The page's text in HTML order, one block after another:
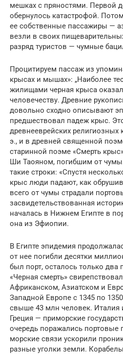
мешках с пряностями. Первой
обернулось катастрофой.
ее собственные пассажиры —
везли в своих
разряд туристов — чумные
Процитируем пассаж из
крысах и мышах»: „Наиболее
жилищами черная крыса
человечеству. Древние
довольно сходно описывают
предшествовал падеж крыс.
древнееврейских религиозных
э., и в древней священной
старинной поэме «Смерть
Ши Таояном, погибшим от
такие строки: «Спустя
крыс люди падают, как
всего от чумы страдали
засвидетельствованная
началась в Нижнем Египте в
она из Эфиопии.
В Египте эпидемия
от нее погибли десятки
был порт, осталось только два
«Черная смерть»
Африканском, Азиатском и
Западной Европе с 1345 по
свыше 43 млн человек. Италия
Греция — приморские
очередь поражались портовые
морские связи ускорили
разные уголки земли.